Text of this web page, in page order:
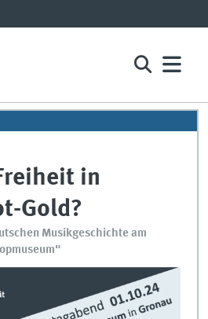
in
Gold?
Musikgeschichte am